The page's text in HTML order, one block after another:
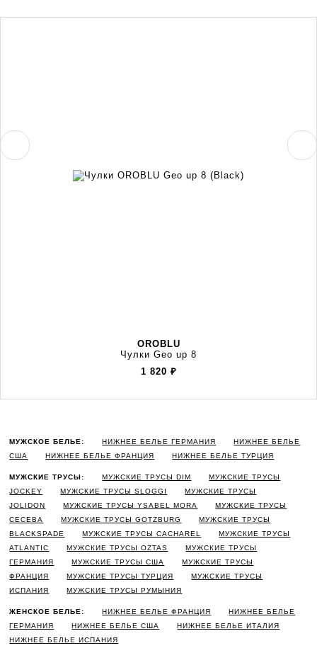
OROBLU
Чулки Geo up 8
1 820 ₽
МУЖСКОЕ БЕЛЬЕ: НИЖНЕЕ БЕЛЬЕ ГЕРМАНИЯ
НИЖНЕЕ БЕЛЬЕ
США
НИЖНЕЕ БЕЛЬЕ ФРАНЦИЯ НИЖНЕЕ БЕЛЬЕ ТУРЦИЯ
МУЖСКИЕ ТРУСЫ: МУЖСКИЕ ТРУСЫ DIM
МУЖСКИЕ ТРУСЫ
JOCKEY
МУЖСКИЕ ТРУСЫ SLOGGI
МУЖСКИЕ ТРУСЫ
JOLIDON
МУЖСКИЕ ТРУСЫ YSABEL MORA
МУЖСКИЕ ТРУСЫ
CECEBA
МУЖСКИЕ ТРУСЫ GOTZBURG
МУЖСКИЕ ТРУСЫ
BLACKSPADE
МУЖСКИЕ ТРУСЫ CACHAREL
МУЖСКИЕ ТРУСЫ
ATLANTIC
МУЖСКИЕ ТРУСЫ OZTAS
МУЖСКИЕ ТРУСЫ
ГЕРМАНИЯ
МУЖСКИЕ ТРУСЫ США
МУЖСКИЕ ТРУСЫ
ФРАНЦИЯ
МУЖСКИЕ ТРУСЫ ТУРЦИЯ
МУЖСКИЕ ТРУСЫ
ИСПАНИЯ
МУЖСКИЕ ТРУСЫ РУМЫНИЯ
ЖЕНСКОЕ БЕЛЬЕ: НИЖНЕЕ БЕЛЬЕ ФРАНЦИЯ
НИЖНЕЕ БЕЛЬЕ
ГЕРМАНИЯ
НИЖНЕЕ БЕЛЬЕ США
НИЖНЕЕ БЕЛЬЕ ИТАЛИЯ
НИЖНЕЕ БЕЛЬЕ ИСПАНИЯ